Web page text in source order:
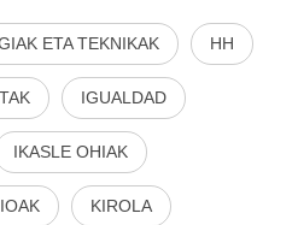
ETA TEKNIKAK HH
IGUALDAD
IKASLE OHIAK
KIROLA